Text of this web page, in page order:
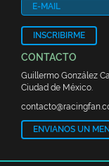
INSCRIBIRME
CONTACTO
Guillermo González
Ciudad de México.
ENVIANOS UN